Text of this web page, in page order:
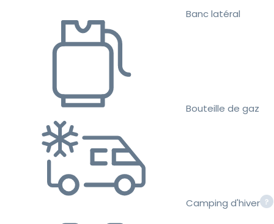
Banc latéral
Bouteille de gaz
Camping d'hiver